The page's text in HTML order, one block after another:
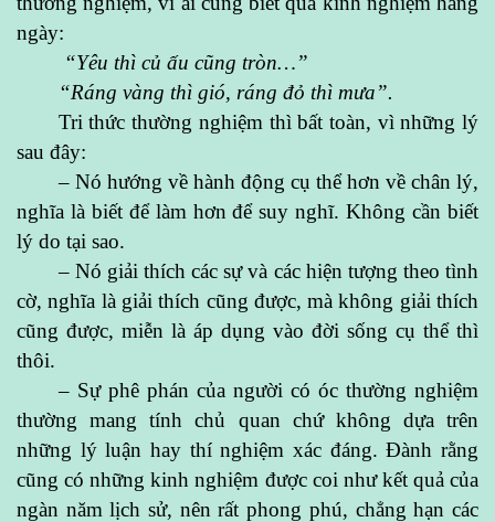
ngày:
“Yêu thì củ ấu cũng tròn…”
“Ráng vàng thì gió, ráng đỏ thì mưa”.
Tri thức thường nghiệm thì bất toàn, vì những lý
sau đây:
– Nó hướng về hành động cụ thể hơn về chân lý,
nghĩa là biết để làm hơn để suy nghĩ.Không cần biết
lý do tại sao.
– Nó giải thích các sự và các hiện tượng theo tình
cờ, nghĩa là giải thích cũng được, mà không giải thích
cũng được, miễn là áp dụng vào đời sống cụ thể thì
thôi.
– Sự phê phán của người có óc thường nghiệm
thường mang tính chủ quan chứ không dựa trên
những lý luận hay thí nghiệm xác đáng. Đành rằng
cũng có những kinh nghiệm được coi như kết quả của
ngàn năm lịch sử, nên rất phong phú, chẳng hạn các